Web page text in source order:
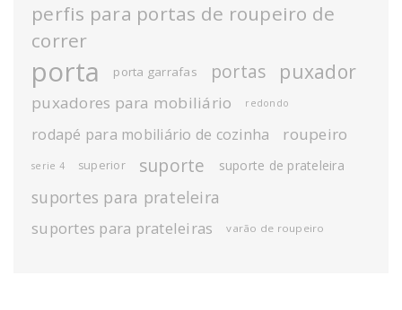
perfis para portas de roupeiro de
correr
porta porta garrafas portas puxador
puxadores para mobiliário redondo
rodapé para mobiliário de cozinha roupeiro
serie 4 superior suporte suporte de prateleira
suportes para prateleira
suportes para prateleiras varão de roupeiro